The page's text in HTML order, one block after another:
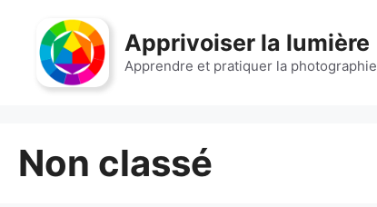
contenu
Apprivoiser la lumière
Apprendre et pratiquer la photographie
Non classé